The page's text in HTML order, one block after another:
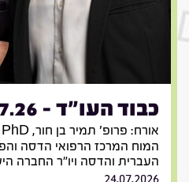
כבוד העו"ד - 24.07.26
המוח המרכז הרפואי הדסה
העברית והדסה ויו"ר החברה
24.07.2026